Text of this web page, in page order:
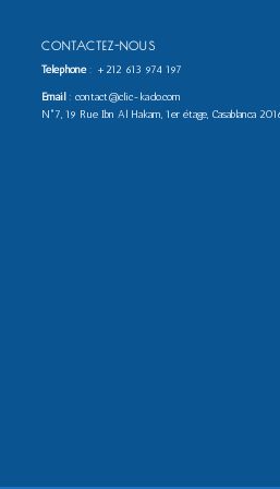
CONTACTEZ-NOUS
Téléphone: +212 613 974 197
Email: contact@clic-kado.com
N°7, 19 Rue Ibn Al Hakam, 1er étage, Casablanca